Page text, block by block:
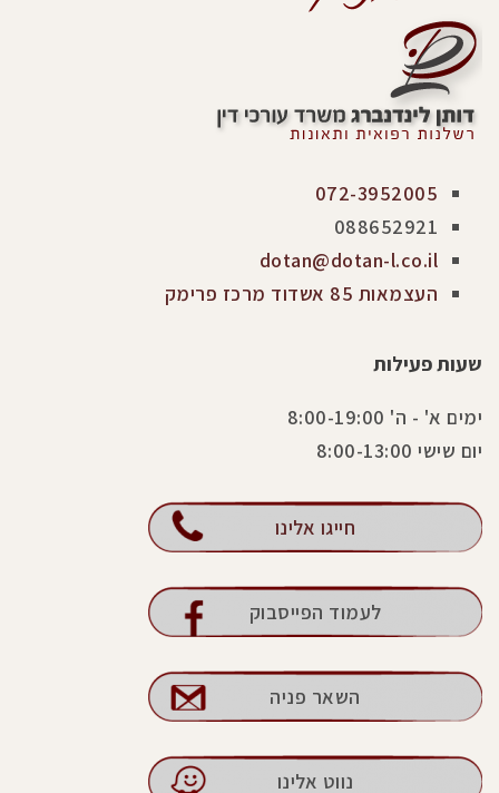
072-3952005
088652921
dotan@dotan-l.co.il
העצמאות 85 אשדוד מרכז פרימק
שעות פעילות
ימים א' - ה' 8:00-19:00
יום שישי 8:00-13:00
חייגו אלינו
לעמוד הפייסבוק
השאר פניה
נווט אלינו